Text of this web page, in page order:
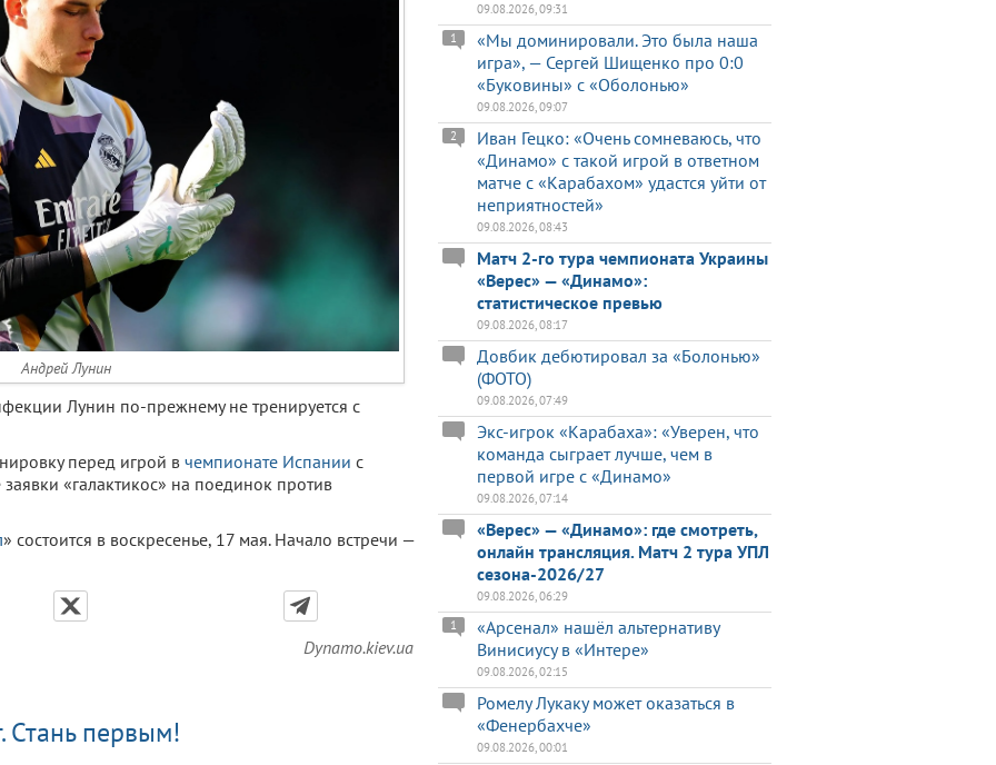
Андрей Лунин
Лунин по-прежнему не тренируется с
перед игрой в чемпионате Испании с
«галактикос» на поединок против
» состоится в воскресенье, 17 мая. Начало встречи —
Dynamo.kiev.ua
Стань первым!
09.08.2026, 09:31
«Мы доминировали. Это была наша
игра», — Сергей Шищенко про 0:0
«Буковины» с «Оболонью»
1
09.08.2026, 09:07
Иван Гецко: «Очень сомневаюсь, что
«Динамо» с такой игрой в ответном
матче с «Карабахом» удастся уйти от
неприятностей»
2
09.08.2026, 08:43
Матч 2-го тура чемпионата Украины
«Верес» — «Динамо»:
статистическое превью
09.08.2026, 08:17
Довбик дебютировал за «Болонью»
(ФОТО)
09.08.2026, 07:49
Экс-игрок «Карабаха»: «Уверен, что
команда сыграет лучше, чем в
первой игре с «Динамо»
09.08.2026, 07:14
«Верес» — «Динамо»: где смотреть,
онлайн трансляция. Матч 2 тура УПЛ
сезона-2026/27
09.08.2026, 06:29
«Арсенал» нашёл альтернативу
Винисиусу в «Интере»
1
09.08.2026, 02:15
Ромелу Лукаку может оказаться в
«Фенербахче»
09.08.2026, 00:01